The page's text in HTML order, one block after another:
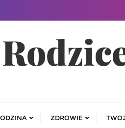
ZDROWIE